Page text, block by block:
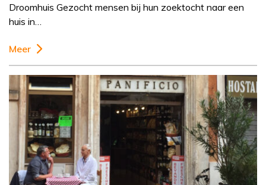
Droomhuis Gezocht mensen bij hun zoektocht naar een
huis in…
Meer